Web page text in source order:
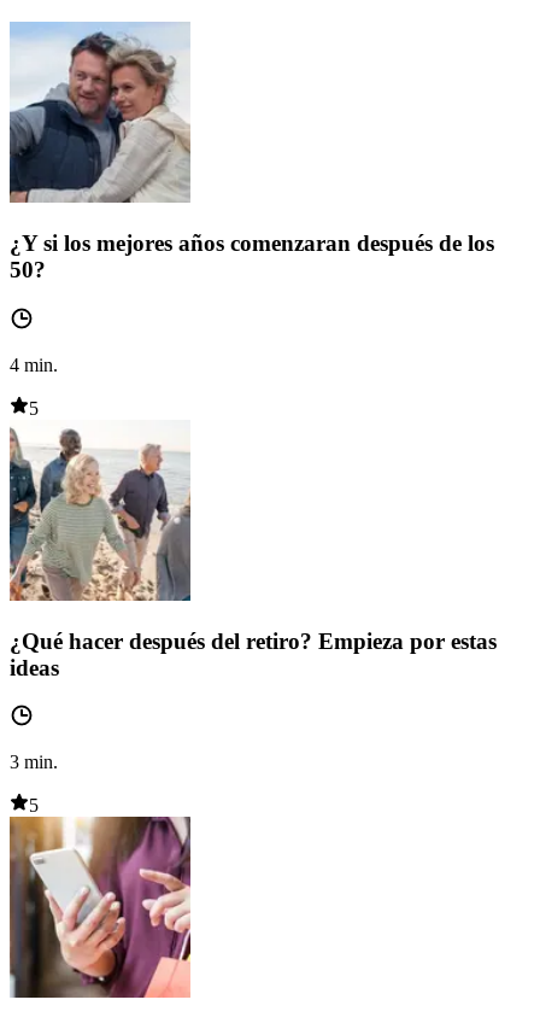
¿Y si los mejores años comenzaran después de los
50?
4 min.
5
¿Qué hacer después del retiro? Empieza por estas
ideas
3 min.
5